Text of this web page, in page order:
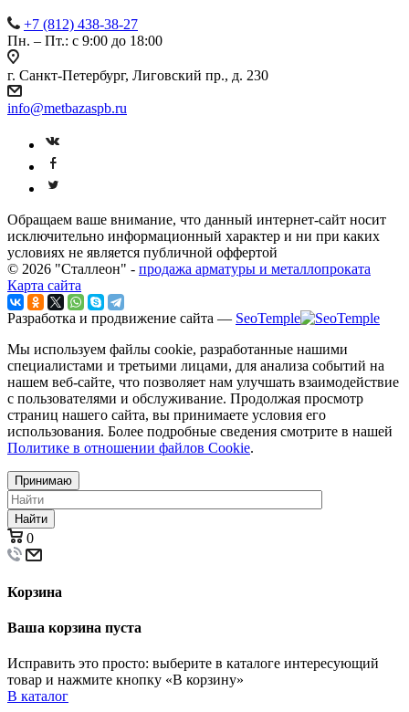
+7 (812) 438-38-27
Пн. – Пт.: с 9:00 до 18:00
г. Санкт-Петербург, Лиговский пр., д. 230
info@metbazaspb.ru
Обращаем ваше внимание, что данный интернет-сайт носит
исключительно информационный характер и ни при каких
условиях не является публичной оффертой
© 2026 "Сталлеон" - продажа арматуры и металлопроката
Карта сайта
Разработка и продвижение сайта — SeoTemple
Мы используем файлы cookie, разработанные нашими
специалистами и третьими лицами, для анализа событий на
нашем веб-сайте, что позволяет нам улучшать взаимодействие
с пользователями и обслуживание. Продолжая просмотр
страниц нашего сайта, вы принимаете условия его
использования. Более подробные сведения смотрите в нашей
Политике в отношении файлов Cookie.
Принимаю
Найти
0
Корзина
Ваша корзина пуста
Исправить это просто: выберите в каталоге интересующий
товар и нажмите кнопку «В корзину»
В каталог